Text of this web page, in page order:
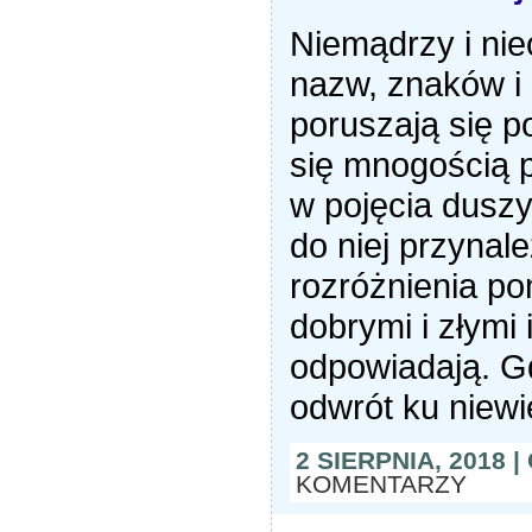
Niemądrzy i
nazw, znaków i
poruszają się
się mnogością
w pojęcia
do niej
rozróżnienia
dobrymi i
odpowiadają.
odwrót ku
2 SIERPNIA, 2018 |
KOMENTARZY